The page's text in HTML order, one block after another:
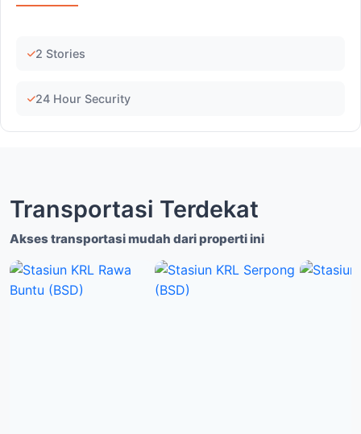
2 Stories
24 Hour Security
Transportasi Terdekat
Akses transportasi mudah dari properti ini